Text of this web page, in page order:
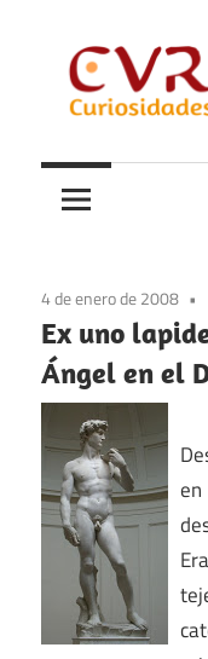
contenido
y
anécdotas
historia
4 de enero de 2008
Ex uno
Ángel en el